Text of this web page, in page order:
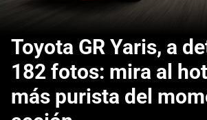
Toyota GR Yaris, a
182 fotos: mira al
más purista del